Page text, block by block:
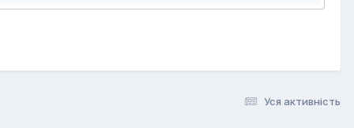
Уся активність